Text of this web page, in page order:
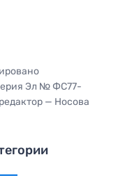
Эл № ФС77-
— Носова